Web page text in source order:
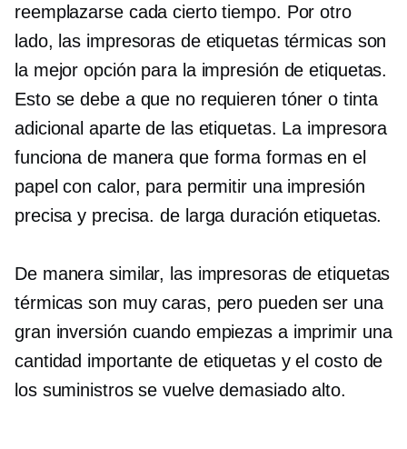
reemplazarse cada cierto tiempo. Por otro
lado, las impresoras de etiquetas térmicas son
la mejor opción para la impresión de etiquetas.
Esto se debe a que no requieren tóner o tinta
adicional aparte de las etiquetas. La impresora
funciona de manera que forma formas en el
papel con calor, para permitir una impresión
precisa y precisa.de larga duración etiquetas.
De manera similar, las impresoras de etiquetas
térmicas son muy caras, pero pueden ser una
gran inversión cuando empiezas a imprimir una
cantidad importante de etiquetas y el costo de
los suministros se vuelve demasiado alto.